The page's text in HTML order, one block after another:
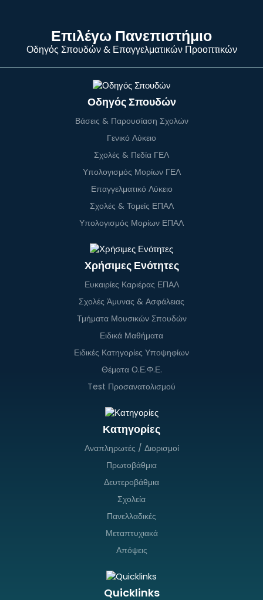
Επιλέγω Πανεπιστήμιο
Οδηγός Σπουδών & Επαγγελματικών Προοπτικών
Οδηγός Σπουδών
Βάσεις & Παρουσίαση Σχολών
Γενικό Λύκειο
Σχολές & Πεδία ΓΕΛ
Υπολογισμός Μορίων ΓΕΛ
Επαγγελματικό Λύκειο
Σχολές & Τομείς ΕΠΑΛ
Υπολογισμός Μορίων ΕΠΑΛ
Χρήσιμες Ενότητες
Ευκαιρίες Καριέρας ΕΠΑΛ
Σχολές Άμυνας & Ασφάλειας
Τμήματα Μουσικών Σπουδών
Ειδικά Μαθήματα
Ειδικές Κατηγορίες Υποψηφίων
Θέματα Ο.Ε.Φ.Ε.
Test Προσανατολισμού
Κατηγορίες
Αναπληρωτές / Διορισμοί
Πρωτοβάθμια
Δευτεροβάθμια
Σχολεία
Πανελλαδικές
Μεταπτυχιακά
Απόψεις
Quicklinks